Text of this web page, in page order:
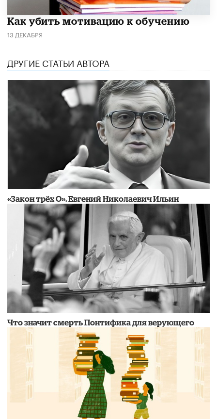
Как убить мотивацию к обучению
13 ДЕКАБРЯ
ДРУГИЕ СТАТЬИ АВТОРА
​«Закон трёх О». Евгений Николаевич Ильин
​Что значит смерть Понтифика для верующего